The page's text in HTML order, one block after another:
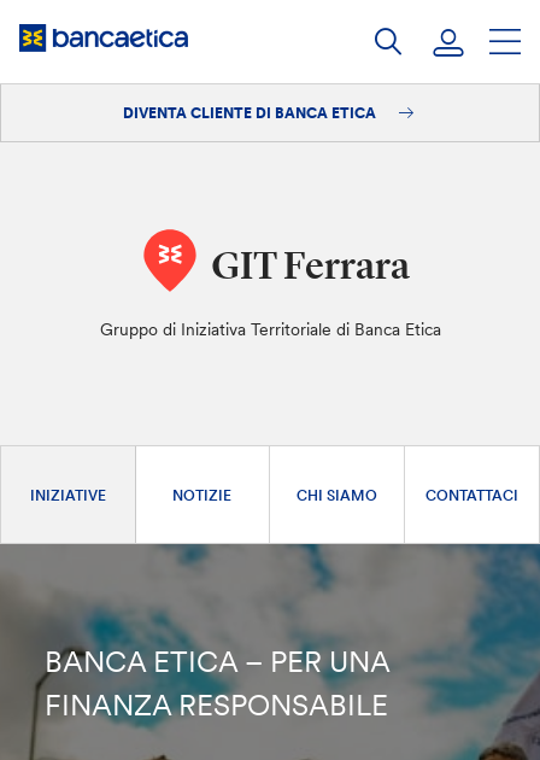
DIVENTA CLIENTE DI BANCA ETICA
GIT Ferrara
Gruppo di Iniziativa Territoriale di Banca Etica
INIZIATIVE NOTIZIE CHI SIAMO CONTATTACI
BANCA ETICA – PER UNA
FINANZA RESPONSABILE